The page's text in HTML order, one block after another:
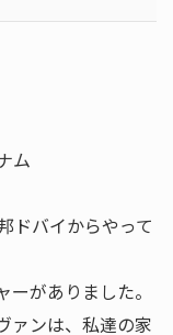
ム
ドバイからやって
がありました。
ァンは、私達の家